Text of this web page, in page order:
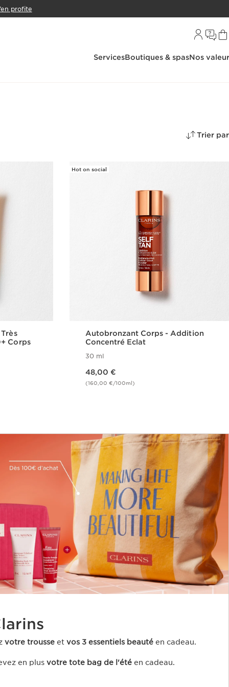
profite
ServicesBoutiques & spasNos
Trier par
Corps
Hot on social
Autobronzant Corps​ - Addition
Concentré Eclat
30 ml
48,00 €
(160,00 €/100ml)
votre trousse et vos 3 essentiels beauté en cadeau​.
en plus votre tote bag de l'été en cadeau.